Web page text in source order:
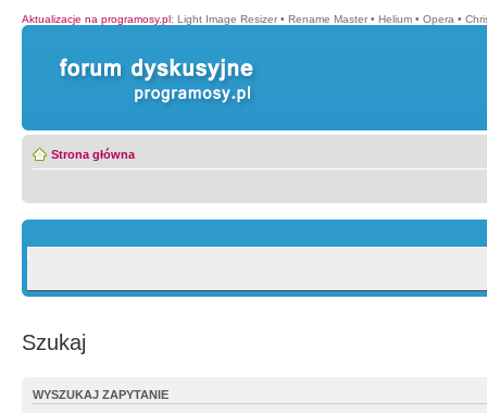
Aktualizacje na programosy.pl: Light Image Resizer • Rename Master • Helium • Opera •
Strona główna
Szukaj
WYSZUKAJ ZAPYTANIE